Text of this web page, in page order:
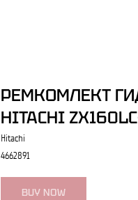
РЕМКОМЛЕКТ
HITACHI
Hitachi
4662891
BUY NOW